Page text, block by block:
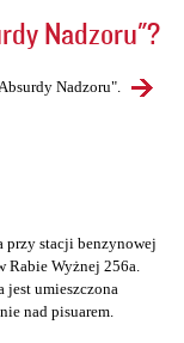
Nadzoru"?
Nadzoru".
przy stacji benzynowej
Rabie Wyżnej 256a.
jest umieszczona
nad pisuarem.